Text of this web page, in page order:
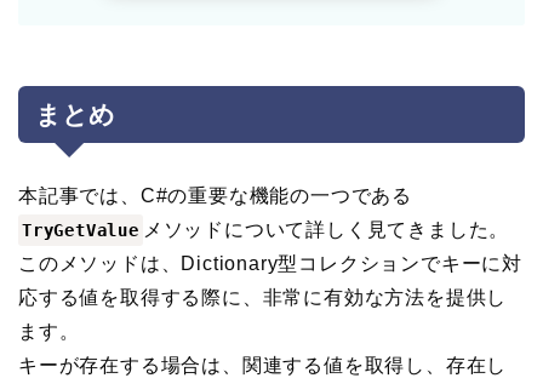
まとめ
本記事では、C#の重要な機能の一つである
TryGetValue メソッドについて詳しく見てきました。
このメソッドは、Dictionary型コレクションでキーに対
応する値を取得する際に、非常に有効な方法を提供し
ます。
キーが存在する場合は、関連する値を取得し、存在し